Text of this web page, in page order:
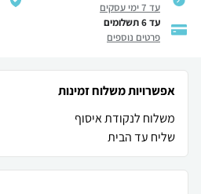
עד 7 ימי עסקים
עד 6 תשלומים
פרטים נוספים
אפשרויות משלוח זמינות
משלוח לנקודת איסוף
שליח עד הבית